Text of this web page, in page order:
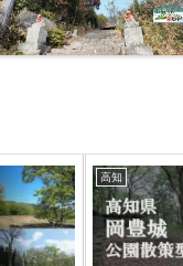
山城ウェルネスへようこそ。
高知